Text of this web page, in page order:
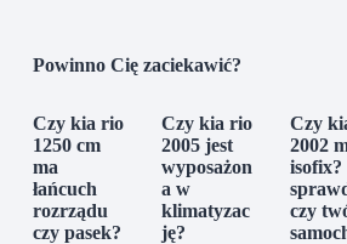
Powinno Cię zaciekawić?
Czy kia rio
1250 cm
ma
łańcuch
rozrządu
czy pasek?
Czy kia rio
2005 jest
wyposażon
a w
klimatyzac
ję?
Czy
2002
isofix?
czy